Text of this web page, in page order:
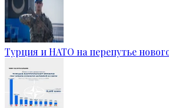
Турция и НАТО на перепутье